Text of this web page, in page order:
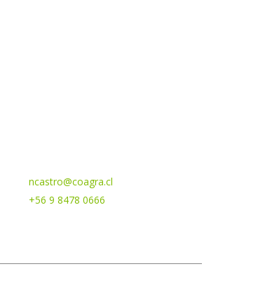
ncastro@coagra.cl
+56 9 8478 0666